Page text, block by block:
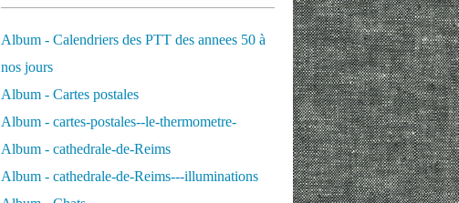
Album - Calendriers des PTT des annees 50 à
nos jours
Album - Cartes postales
Album - cartes-postales--le-thermometre-
Album - cathedrale-de-Reims
Album - cathedrale-de-Reims---illuminations